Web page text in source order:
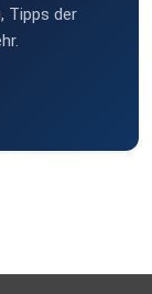
Tipps der